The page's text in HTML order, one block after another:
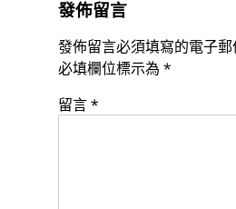
發佈留言
發佈留言必須填寫的電子郵
必填欄位標示為 *
留言 *